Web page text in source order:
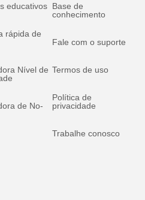
educativos
rápida de
Nível de
de No-
Base de
conhecimento
Fale com o suporte
Termos de uso
Política de
privacidade
Trabalhe conosco